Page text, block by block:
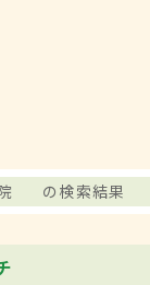
の検索結果